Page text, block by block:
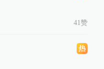
41赞